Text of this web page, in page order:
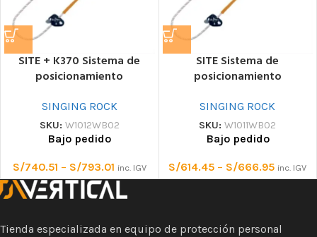
SITE + K370 Sistema de
posicionamiento
SINGING ROCK
SKU: W1012WB02
Bajo pedido
S/740.51 – S/793.01 inc. IGV
SITE Sistema de
posicionamiento
SINGING ROCK
SKU:W1011WB02
Bajo pedido
S/614.45 – S/666.95 inc. IGV
Tienda especializada en equipo de protección personal